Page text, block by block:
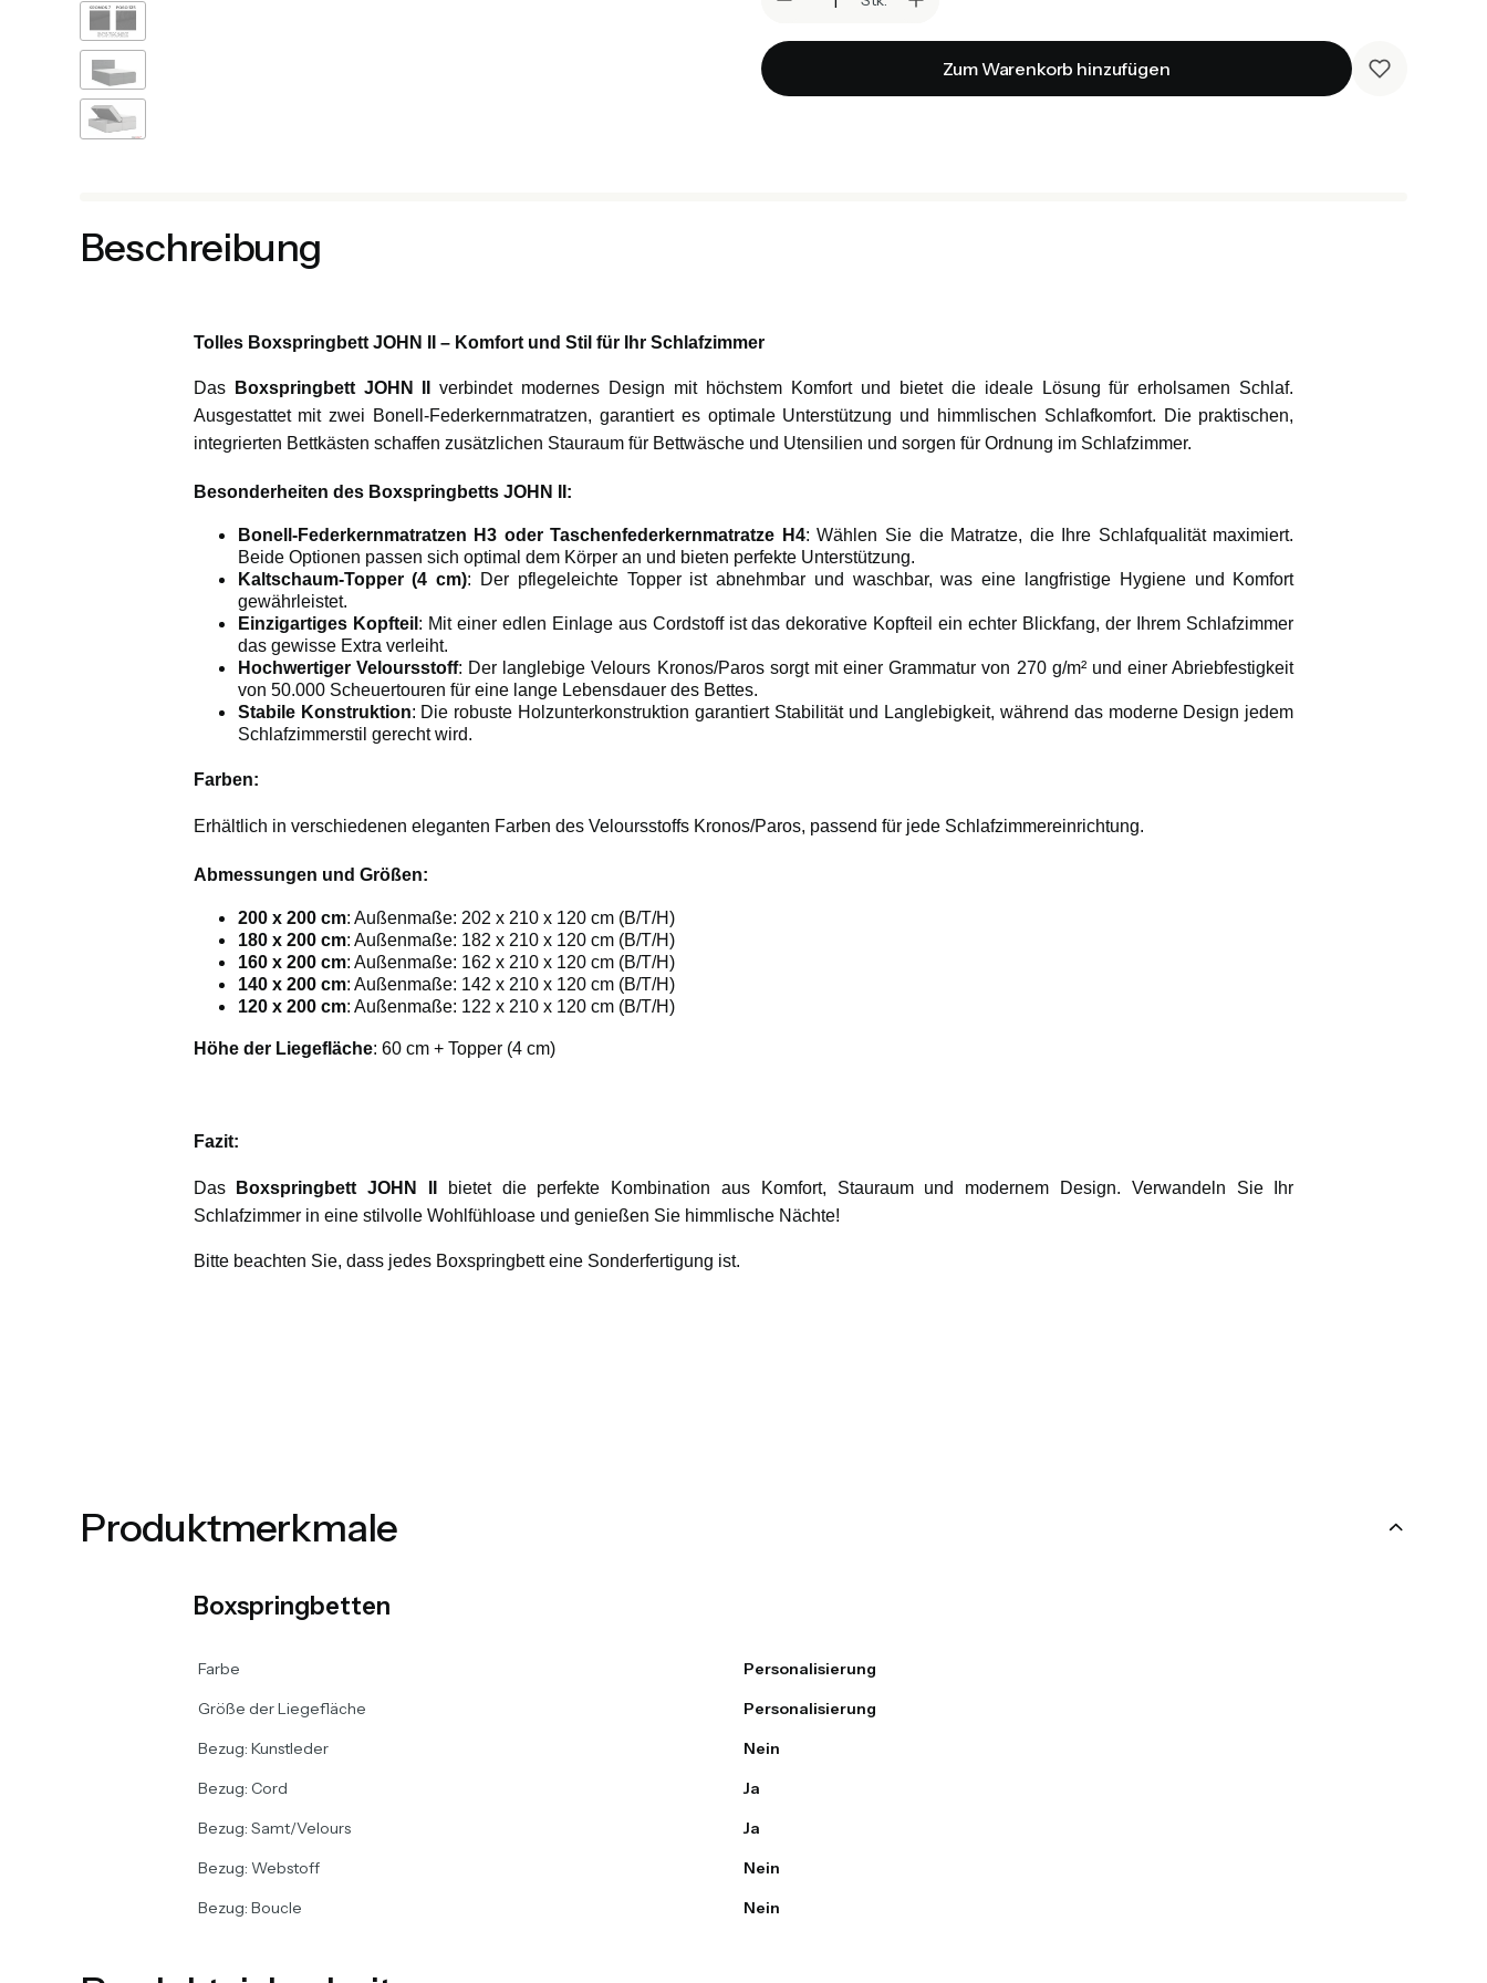
Zum Warenkorb hinzufügen
Beschreibung
Tolles Boxspringbett JOHN II – Komfort und Stil für Ihr Schlafzimmer
Das Boxspringbett JOHN II
verbindet modernes Design mit höchstem Komfort und bietet die ideale Lösung für erholsamen Schlaf.
Ausgestattet mit zwei Bonell-Federkernmatratzen, garantiert es optimale Unterstützung und himmlischen Schlafkomfort. Die praktischen,
integrierten Bettkästen schaffen zusätzlichen Stauraum für Bettwäsche und Utensilien und sorgen für Ordnung im Schlafzimmer.
Besonderheiten des Boxspringbetts JOHN II:
Bonell-Federkernmatratzen H3 oder Taschenfederkernmatratze H4: Wählen Sie die Matratze, die Ihre Schlafqualität maximiert.
Beide Optionen passen sich optimal dem Körper an und bieten perfekte Unterstützung.
Kaltschaum-Topper (4 cm): Der pflegeleichte Topper ist abnehmbar und waschbar, was eine langfristige Hygiene und Komfort
gewährleistet.
Einzigartiges Kopfteil : Mit einer edlen Einlage aus Cordstoff ist das dekorative Kopfteil ein echter Blickfang, der Ihrem Schlafzimmer
das gewisse Extra verleiht.
Hochwertiger Veloursstoff: Der langlebige Velours Kronos/Paros sorgt mit einer Grammatur von 270 g/m² und einer Abriebfestigkeit
von 50.000 Scheuertouren für eine lange Lebensdauer des Bettes.
Stabile Konstruktion: Die robuste Holzunterkonstruktion garantiert Stabilität und Langlebigkeit, während das moderne Design jedem
Schlafzimmerstil gerecht wird.
Farben:
Erhältlich in verschiedenen eleganten Farben des Veloursstoffs Kronos/Paros, passend für jede Schlafzimmereinrichtung.
Abmessungen und Größen:
200 x 200 cm: Außenmaße: 202 x 210 x 120 cm (B/T/H)
180 x 200 cm: Außenmaße: 182 x 210 x 120 cm (B/T/H)
160 x 200 cm: Außenmaße: 162 x 210 x 120 cm (B/T/H)
140 x 200 cm: Außenmaße: 142 x 210 x 120 cm (B/T/H)
120 x 200 cm: Außenmaße: 122 x 210 x 120 cm (B/T/H)
Höhe der Liegefläche: 60 cm + Topper (4 cm)
Fazit:
Das Boxspringbett JOHN II
bietet die perfekte Kombination aus Komfort, Stauraum und modernem Design. Verwandeln Sie Ihr
Schlafzimmer in eine stilvolle Wohlfühloase und genießen Sie himmlische Nächte!
Bitte beachten Sie, dass jedes Boxspringbett eine Sonderfertigung ist.
Produktmerkmale
Boxspringbetten
Farbe
Personalisierung
Größe der Liegefläche
Personalisierung
Bezug: Kunstleder
Nein
Bezug: Cord
Ja
Bezug: Samt/Velours
Ja
Bezug: Webstoff
Nein
Bezug: Boucle
Nein